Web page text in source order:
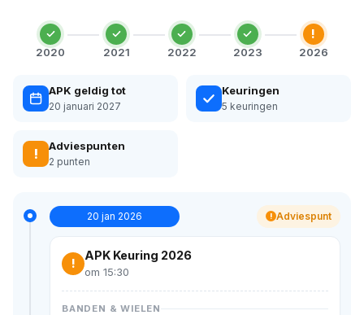
2020 2021 2022 2023
!
2026
APK geldig tot
20 januari 2027
Keuringen
5 keuringen
! Adviespunten
2 punten
20 jan 2026 ! Adviespunt
!
APK Keuring 2026
om 15:30
BANDEN & WIELEN